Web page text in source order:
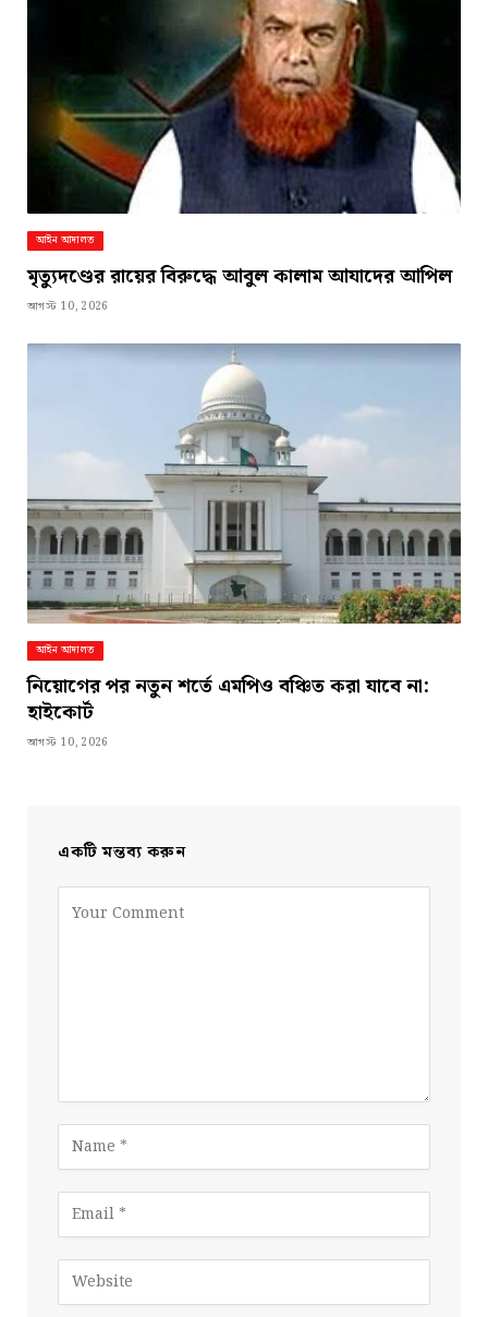
আইন আদালত
মৃত্যুদণ্ডের রায়ের বিরুদ্ধে আবুল কালাম আযাদের আপিল
আগস্ট 10, 2026
আইন আদালত
নিয়োগের পর নতুন শর্তে এমপিও বঞ্চিত করা যাবে না:
হাইকোর্ট
আগস্ট 10, 2026
একটি মন্তব্য করুন